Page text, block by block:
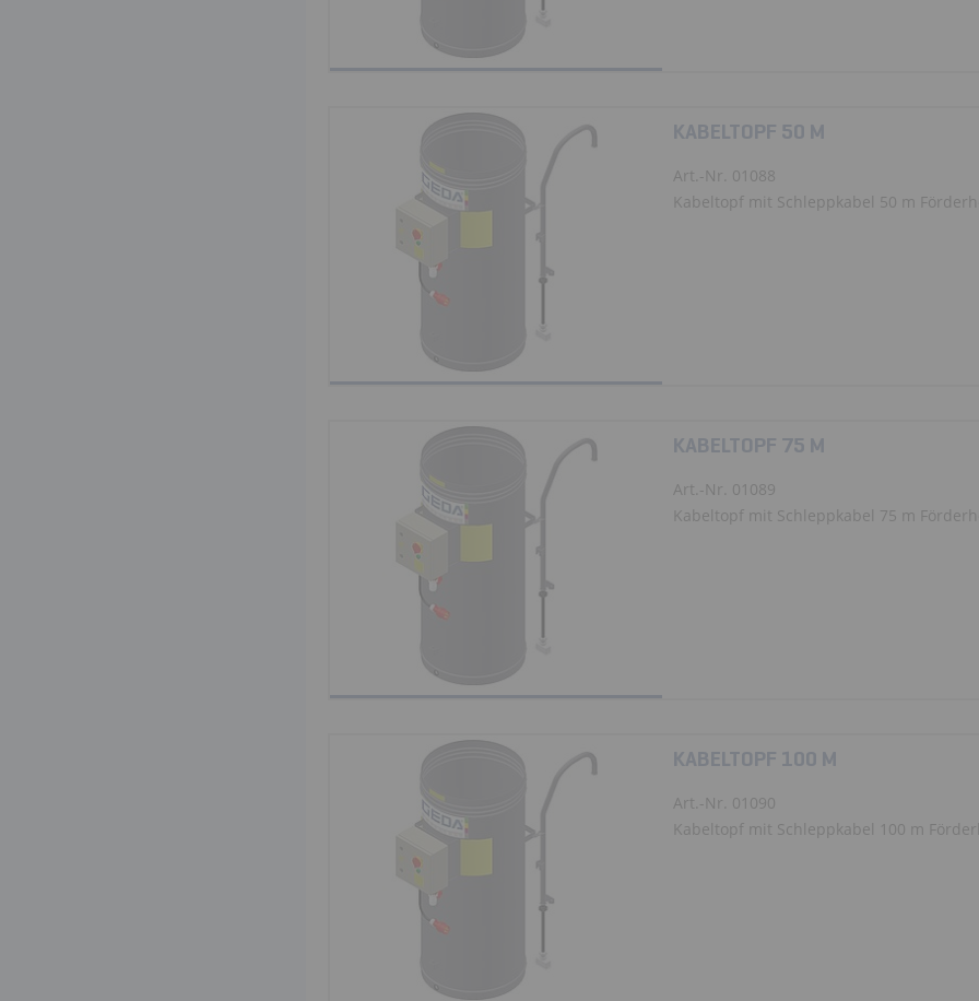
KABELTOPF 50 M
Art.-Nr. 01088
Kabeltopf mit Schleppkabel 50 m
KABELTOPF 75 M
Art.-Nr. 01089
Kabeltopf mit Schleppkabel 75 m
KABELTOPF 100 M
Art.-Nr. 01090
Kabeltopf mit Schleppkabel 100 m